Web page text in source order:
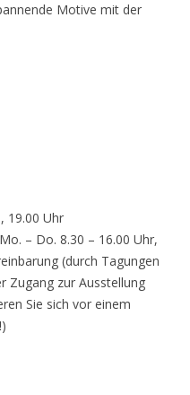
Motive mit der
19.00 Uhr
– Do. 8.30 – 16.00 Uhr,
(durch Tagungen
Zugang zur Ausstellung
Sie sich vor einem